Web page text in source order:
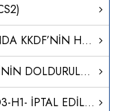
ÖZET BEYAN EKSİKLİĞİ CEZASINDA KKDF’NİN HESAPLAMAYA DAHİL EDİLMEYECEĞİ
MENŞE VE DOLAŞIM BELGELERİNİN DOLDURULMASI
2024 YILI MAYIS AYINA AİT D1-D3-H1- İPTAL EDİLEN DİİB LİSTELERİ